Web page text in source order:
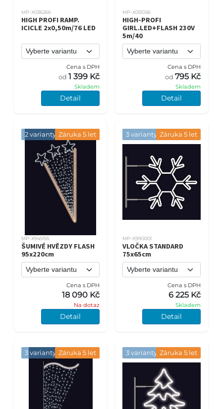
MP-X036266
HIGH PROFI RAMP.
ICICLE 2x0,50m/76 LED
Cena s DPH
od 1 399 Kč
Skladem
Detail
MP-X051056
HIGH-PROFI
GIRL.LED+FLASH 230V
5m/40
Cena s DPH
od 795 Kč
Skladem
Detail
2 varianty Záruka 5 let
MP-X945155
ŠUMIVÉ HVĚZDY FLASH
95x220cm
Cena s DPH
18 090 Kč
Na dotaz
Detail
3 varianty Záruka 5 let
MP-X990001
VLOČKA STANDARD
75x65cm
Cena s DPH
6 225 Kč
Skladem
Detail
3 varianty Záruka 5 let 3 varianty Záruka 5 let